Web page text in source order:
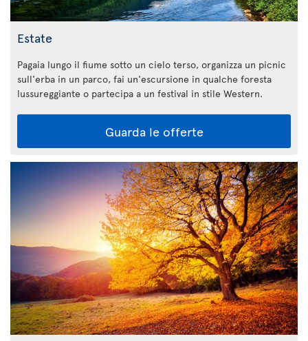
Estate
Pagaia lungo il fiume sotto un cielo terso, organizza un picnic
sull'erba in un parco, fai un'escursione in qualche foresta
lussureggiante o partecipa a un festival in stile Western.
Guarda le offerte